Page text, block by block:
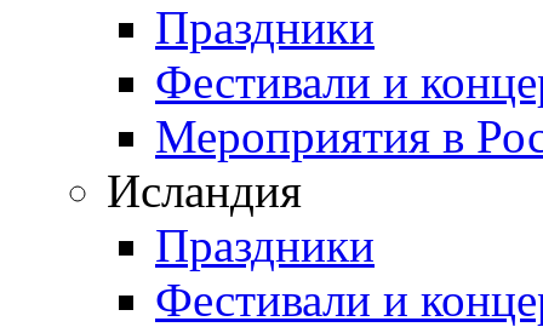
Праздники
Фестивали и
Мероприятия в
Исландия
Праздники
Фестивали и